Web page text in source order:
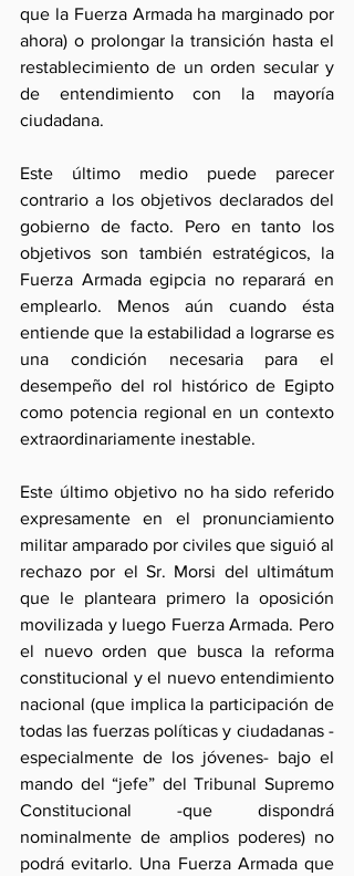
que la Fuerza Armada ha marginado por
ahora) o prolongar la transición hasta el
restablecimiento de un orden secular y
de entendimiento con la mayoría
ciudadana.
Este último medio puede parecer
contrario a los objetivos declarados del
gobierno de facto. Pero en tanto los
objetivos son también estratégicos, la
Fuerza Armada egipcia no reparará en
emplearlo. Menos aún cuando ésta
entiende que la estabilidad a lograrse es
una condición necesaria para el
desempeño del rol histórico de Egipto
como potencia regional en un contexto
extraordinariamente inestable.
Este último objetivo no ha sido referido
expresamente en el pronunciamiento
militar amparado por civiles que siguió al
rechazo por el Sr. Morsi del ultimátum
que le planteara primero la oposición
movilizada y luego Fuerza Armada. Pero
el nuevo orden que busca la reforma
constitucional y el nuevo entendimiento
nacional (que implica la participación de
todas las fuerzas políticas y ciudadanas -
especialmente de los jóvenes- bajo el
mando del “jefe” del Tribunal Supremo
Constitucional -que dispondrá
nominalmente de amplios poderes) no
podrá evitarlo. Una Fuerza Armada que